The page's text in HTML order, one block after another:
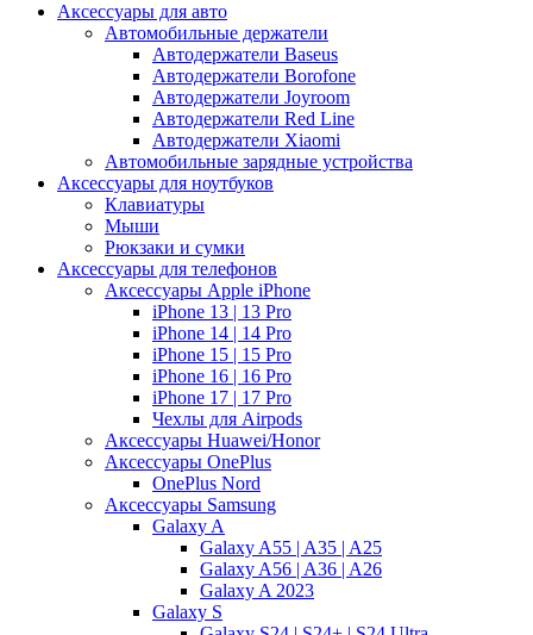
Аксессуары для авто
Автомобильные держатели
Автодержатели Baseus
Автодержатели Borofone
Автодержатели Joyroom
Автодержатели Red Line
Автодержатели Xiaomi
Автомобильные зарядные устройства
Аксессуары для ноутбуков
Клавиатуры
Мыши
Рюкзаки и сумки
Аксессуары для телефонов
Аксессуары Apple iPhone
iPhone 13 | 13 Pro
iPhone 14 | 14 Pro
iPhone 15 | 15 Pro
iPhone 16 | 16 Pro
iPhone 17 | 17 Pro
Чехлы для Airpods
Аксессуары Huawei/Honor
Аксессуары OnePlus
OnePlus Nord
Аксессуары Samsung
Galaxy A
Galaxy A55 | A35 | A25
Galaxy A56 | A36 | A26
Galaxy A 2023
Galaxy S